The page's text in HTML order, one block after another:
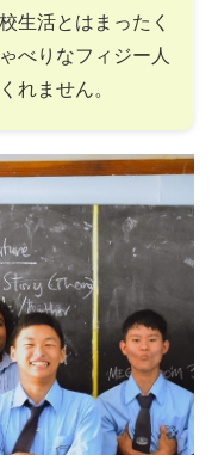
生活とはまったく
べりなフィジー人
れません。